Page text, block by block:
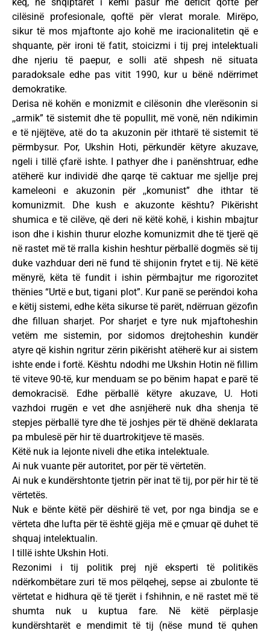
cilësinë profesionale, qoftë për vlerat morale. Mirëpo,
sikur të mos mjaftonte ajo kohë me iracionalitetin që e
shquante, për ironi të fatit, stoicizmi i tij prej intelektuali
dhe njeriu të paepur, e solli atë shpesh në situata
paradoksale edhe pas vitit 1990, kur u bënë ndërrimet
demokratike.
Derisa në kohën e monizmit e cilësonin dhe vlerësonin si
,,armik” të sistemit dhe të popullit, më vonë, nën ndikimin
e të njëjtëve, atë do ta akuzonin për ithtarë të sistemit të
përmbysur. Por, Ukshin Hoti, përkundër këtyre akuzave,
ngeli i tillë çfarë ishte. I pathyer dhe i panënshtruar, edhe
atëherë kur individë dhe qarqe të caktuar me sjellje prej
kameleoni e akuzonin për ,,komunist” dhe ithtar të
komunizmit. Dhe kush e akuzonte kështu? Pikërisht
shumica e të cilëve, që deri në këtë kohë, i kishin mbajtur
ison dhe i kishin thurur elozhe komunizmit dhe të tjerë që
në rastet më të rralla kishin heshtur përballë dogmës së tij
duke vazhduar deri në fund të shijonin frytet e tij. Në këtë
mënyrë, këta të fundit i ishin përmbajtur me rigorozitet
thënies “Urtë e but, tigani plot”. Kur panë se perëndoi koha
e këtij sistemi, edhe këta sikurse të parët, ndërruan gëzofin
dhe filluan sharjet. Por sharjet e tyre nuk mjaftoheshin
vetëm me sistemin, por sidomos drejtoheshin kundër
atyre që kishin ngritur zërin pikërisht atëherë kur ai sistem
ishte ende i fortë. Kështu ndodhi me Ukshin Hotin në fillim
të viteve 90-të, kur menduam se po bënim hapat e parë të
demokracisë. Edhe përballë këtyre akuzave, U. Hoti
vazhdoi rrugën e vet dhe asnjëherë nuk dha shenja të
stepjes përballë tyre dhe të joshjes për të dhënë deklarata
pa mbulesë për hir të duartrokitjeve të masës.
Këtë nuk ia lejonte niveli dhe etika intelektuale.
Ai nuk vuante për autoritet, por për të vërtetën.
Ai nuk e kundërshtonte tjetrin për inat të tij, por për hir të të
vërtetës.
Nuk e bënte këtë për dëshirë të vet, por nga bindja se e
vërteta dhe lufta për të është gjëja më e çmuar që duhet të
shquaj intelektualin.
I tillë ishte Ukshin Hoti.
Rezonimi i tij politik prej një eksperti të politikës
ndërkombëtare zuri të mos pëlqehej, sepse ai zbulonte të
vërtetat e hidhura që të tjerët i fshihnin, e në rastet më të
shumta nuk u kuptua fare. Në këtë përplasje
kundërshtarët e mendimit të tij (nëse mund të quhen